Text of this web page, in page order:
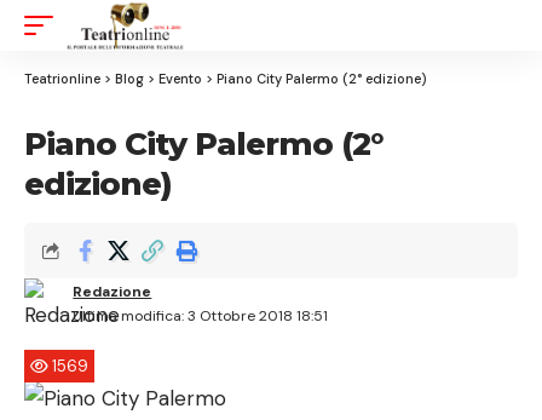
Teatrionline > Blog > Evento > Piano City Palermo (2° edizione)
Piano City Palermo (2°
edizione)
Ultima modifica: 3 Ottobre 2018 18:51
Redazione
1569